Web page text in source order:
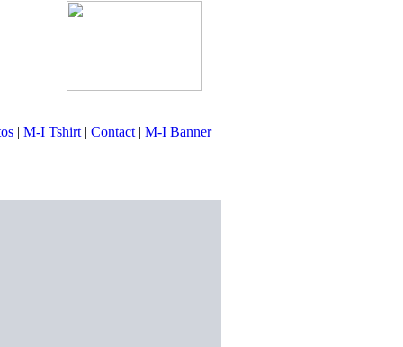
| M-I Tshirt| Contact| M-I Banner